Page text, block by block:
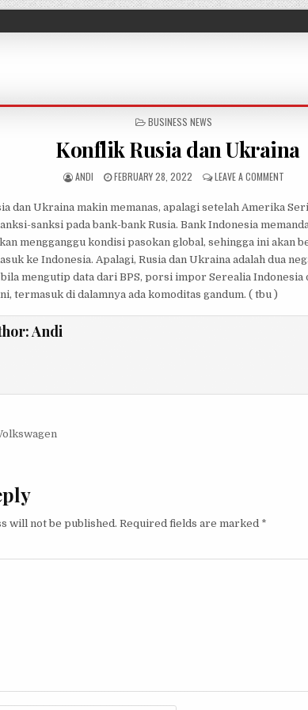
POSTED IN
BUSINESS NEWS
Konflik Rusia dan Ukraina
AUTHOR:
ANDI PUBLISHED DATE:
FEBRUARY 28, 2022 LEAVE A COMMENT
dan Ukraina makin memanas, apalagi setelah Amerika
sanksi pada bank-bank Rusia. Bank Indonesia
mengganggu kondisi pasokan global, sehingga ini akan
ke Indonesia. Apalagi, Rusia dan Ukraina adalah dua
mengutip data dari BPS, porsi impor Serealia Indonesia
termasuk di dalamnya ada komoditas gandum. ( tbu )
Andi
will not be published. Required fields are marked *